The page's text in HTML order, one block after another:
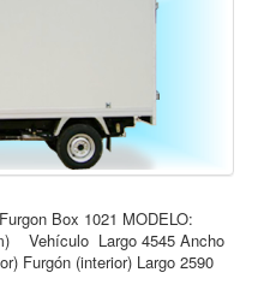
Box 1021 MODELO:
Vehículo Largo 4545 Ancho
Furgón (interior) Largo 2590